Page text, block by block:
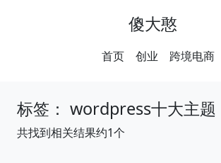
傻大憨
首页 创业 跨境电商
标签： wordpress十大主题
共找到相关结果约1个